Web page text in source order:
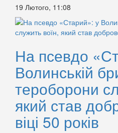
19 Лютого, 11:08
На псевдо
Волинській
тероборони
який став
віці 50 років